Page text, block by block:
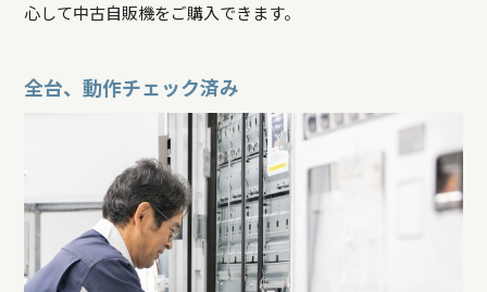
心して中古自販機をご購入できます。
全台、動作チェック済み